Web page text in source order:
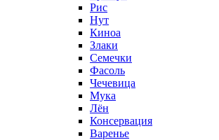
Рис
Нут
Киноа
Злаки
Семечки
Фасоль
Чечевица
Мука
Лён
Консервация
Варенье